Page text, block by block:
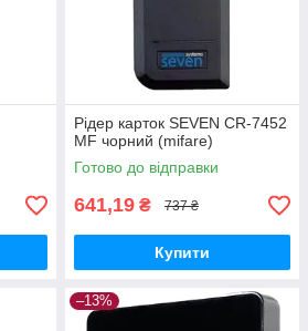
Рідер карток SEVEN CR-7452
MF чорний (mifare)
Готово до відправки
641,19 ₴ 737 ₴
Купити
–13%